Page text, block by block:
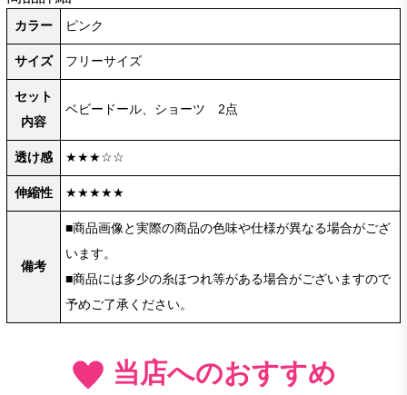
カラー ピンク
サイズ フリーサイズ
セット
内容
ベビードール、ショーツ 2点
透け感 ★★★☆☆
伸縮性 ★★★★★
備考
■商品画像と実際の商品の色味や仕様が異なる場合がござ
います。
■商品には多少の糸ほつれ等がある場合がございますので
予めご了承ください。
当店へのおすすめ